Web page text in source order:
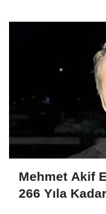
Mehmet Akif
266 Yıla